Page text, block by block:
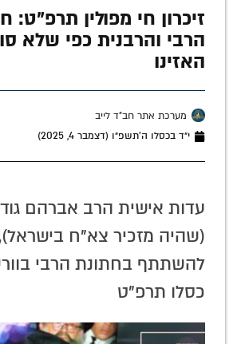
זיכרון חי מפולין תרפ"ט:
הרבי והרבנית כפי שלא
האזינו
מערכת אתר חב"ד לייב
י״ד בכסלו ה׳תשפ״ו (דצמבר 4, 2025)
עדות אישית הרב אברהם
(שהיה מזכיר צא"ח
להשתתף בחתונת הרבי
כסלו תרפ"ט